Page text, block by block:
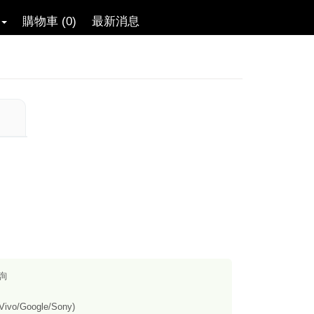
購物車 (0) 最新消息
Google/Sony)